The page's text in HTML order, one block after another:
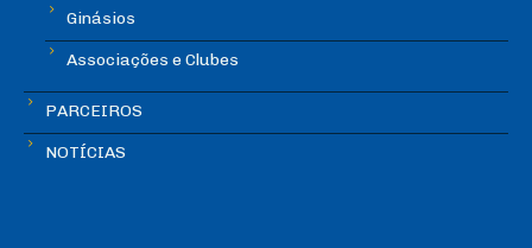
Ginásios
Associações e Clubes
PARCEIROS
NOTÍCIAS